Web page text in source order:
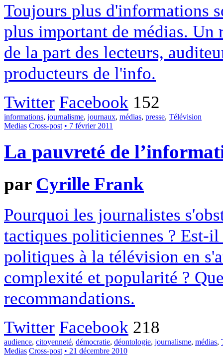
Toujours plus d'informations
plus important de médias.
de la part des lecteurs,
producteurs de l'info.
Twitter Facebook 152
informations, journalisme, journaux, médias, presse, Télévision
Medias Cross-post • 7 février 2011
La pauvreté de
par Cyrille Frank
Pourquoi les journalistes
tactiques politiciennes ? Est-
politiques à la télévision en
complexité et popularité ?
recommandations.
Twitter Facebook 218
audience, citoyenneté, démocratie, déontologie, journalisme, médias,
Medias Cross-post • 21 décembre 2010